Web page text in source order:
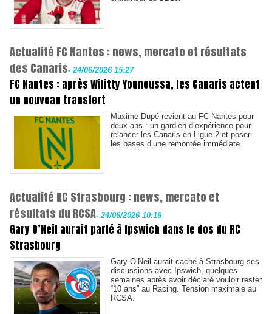
Actualité FC Nantes : news, mercato et résultats
des Canaris- 24/06/2026 15:27
FC Nantes : après Wilitty Younoussa, les Canaris actent
un nouveau transfert
Maxime Dupé revient au FC Nantes pour
deux ans : un gardien d’expérience pour
relancer les Canaris en Ligue 2 et poser
les bases d’une remontée immédiate.
Actualité RC Strasbourg : news, mercato et
résultats du RCSA- 24/06/2026 10:16
Gary O’Neil aurait parlé à Ipswich dans le dos du RC
Strasbourg
Gary O’Neil aurait caché à Strasbourg ses
discussions avec Ipswich, quelques
semaines après avoir déclaré vouloir rester
“10 ans” au Racing. Tension maximale au
RCSA.